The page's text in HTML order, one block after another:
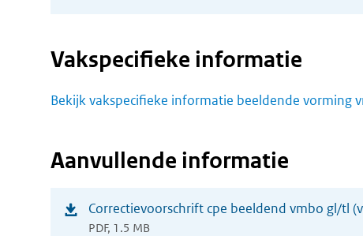
venster)
Vakspecifieke informatie
Bekijk vakspecifieke informatie beeldende vorming
Aanvullende informatie
Correctievoorschrift cpe beeldend vmbo gl/tl
PDF, 1.5 MB
(opent